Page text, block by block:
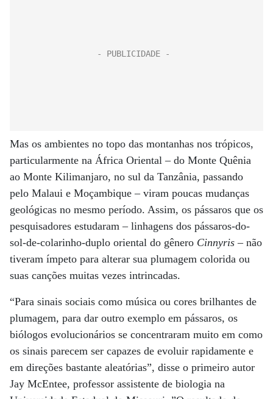
Mas os ambientes no topo das montanhas nos trópicos,
particularmente na África Oriental – do Monte Quênia
ao Monte Kilimanjaro, no sul da Tanzânia, passando
pelo Malaui e Moçambique – viram poucas mudanças
geológicas no mesmo período. Assim, os pássaros que os
pesquisadores estudaram – linhagens dos pássaros-do-
sol-de-colarinho-duplo oriental do gênero Cinnyris – não
tiveram ímpeto para alterar sua plumagem colorida ou
suas canções muitas vezes intrincadas.
“Para sinais sociais como música ou cores brilhantes de
plumagem, para dar outro exemplo em pássaros, os
biólogos evolucionários se concentraram muito em como
os sinais parecem ser capazes de evoluir rapidamente e
em direções bastante aleatórias”, disse o primeiro autor
Jay McEntee, professor assistente de biologia na